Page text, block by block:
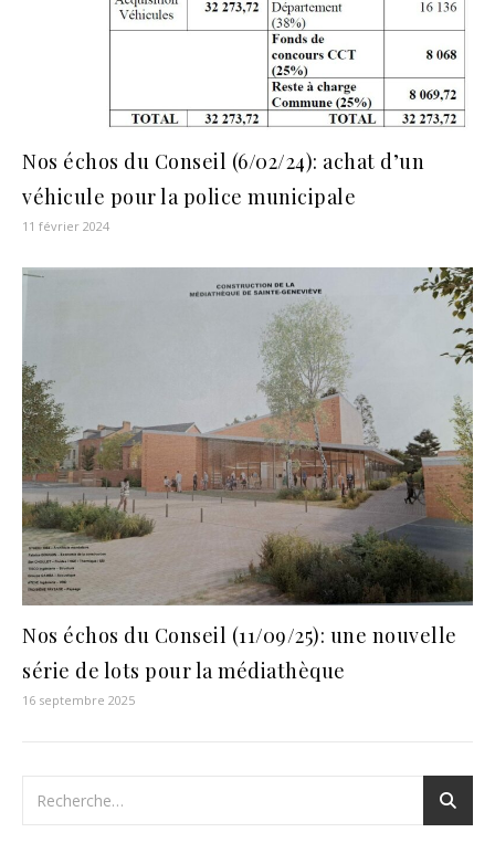
Nos échos du Conseil (6/02/24): achat d’un
véhicule pour la police municipale
11 février 2024
Nos échos du Conseil (11/09/25): une nouvelle
série de lots pour la médiathèque
16 septembre 2025